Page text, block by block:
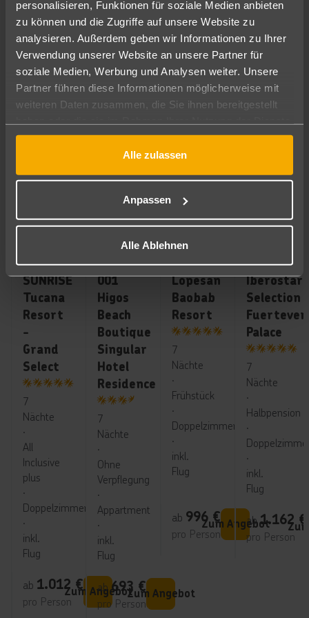
personalisieren, Funktionen für soziale Medien anbieten
zu können und die Zugriffe auf unsere Website zu
analysieren. Außerdem geben wir Informationen zu Ihrer
Verwendung unserer Website an unsere Partner für
soziale Medien, Werbung und Analysen weiter. Unsere
Partner führen diese Informationen möglicherweise mit
weiteren Daten zusammen, die Sie ihnen bereitgestellt
gesammelt haben.
Alle zulassen
Anpassen
Alle Ablehnen
Nächte
∙
Frühstück
∙
Doppelzimmer
∙
inkl.
Zum Angebot
∙
Doppelzimmer
∙
inkl.
Flug
ab899€
pro Person
All
Inclusive
plus
Doppelzimmer
inkl.
Flug
pro Person
Frühstück
∙
∙
inkl.
Flug
1.221
Ägypten ∙ Hurghada & Safaga ∙ Hurghada - Makadi Bay
SUNRISE
Tucana
Resort
-
Grand
Select
5
7
Nächte
∙
All
Inclusive
plus
∙
Doppelzimmer
∙
inkl.
Flug
ab 1.012 €
pro Person
Zum Angebot
Spanien ∙ Fuerteventura ∙ Costa Calma (Playa
001
Higos
Beach
Boutique
Singular
Hotel
Residence
3.5
7
Nächte
∙
Ohne
Verpflegung
∙
Appartment
∙
inkl.
Flug
ab693 €
pro Person
Zum Angebot
Spanien ∙ Gran Canaria ∙
Lopesan
Baobab
Resort
5
7
Nächte
∙
Frühstück
∙
Doppelzimmer
∙
inkl.
Flug
ab 996 €
pro Person
Zum Angebot
Spanien ∙
Iberostar
Selection
Palace
5
7
Nächte
∙
Halbpension
∙
∙
inkl.
Flug
ab1.162 €
pro Person